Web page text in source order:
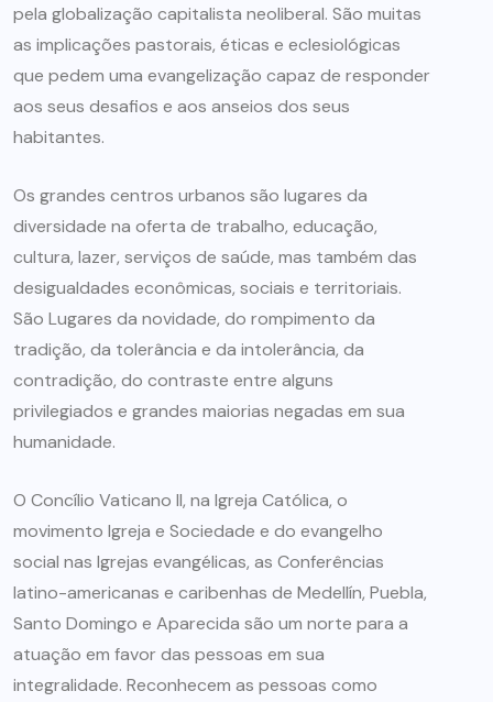
pela globalização capitalista neoliberal. São muitas
as implicações pastorais, éticas e eclesiológicas
que pedem uma evangelização capaz de responder
aos seus desafios e aos anseios dos seus
habitantes.
Os grandes centros urbanos são lugares da
diversidade na oferta de trabalho, educação,
cultura, lazer, serviços de saúde, mas também das
desigualdades econômicas, sociais e territoriais.
São Lugares da novidade, do rompimento da
tradição, da tolerância e da intolerância, da
contradição, do contraste entre alguns
privilegiados e grandes maiorias negadas em sua
humanidade.
O Concílio Vaticano II, na Igreja Católica, o
movimento Igreja e Sociedade e do evangelho
social nas Igrejas evangélicas, as Conferências
latino-americanas e caribenhas de Medellín, Puebla,
Santo Domingo e Aparecida são um norte para a
atuação em favor das pessoas em sua
integralidade. Reconhecem as pessoas como